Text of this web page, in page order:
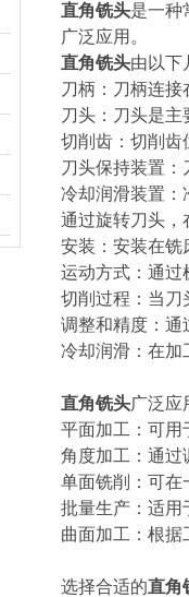
直角铣头是一种
广泛应用。
直角铣头由以
刀柄：刀柄连
刀头：刀头是
切削齿：切削
刀头保持装置
冷却润滑装置
通过旋转刀头
安装：安装在
运动方式：通
切削过程：当
调整和精度：
冷却润滑：在加
直角铣头广泛
平面加工：可
角度加工：通
单面铣削：可
批量生产：适
曲面加工：根
选择合适的直角